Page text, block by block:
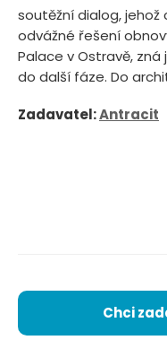
soutěžní dialog,
odvážné řešení
Palace v Ostravě,
do další fáze. Do
Zadavatel:Antracit
Chci